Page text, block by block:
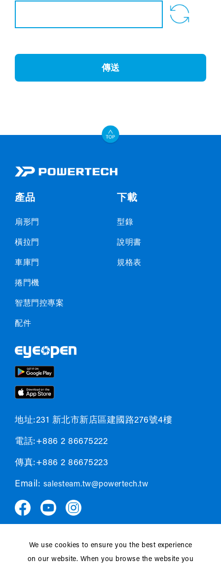
傳送
產品
扇形門
橫拉門
車庫門
捲門機
智慧門控專案
配件
下載
型錄
說明書
規格表
地址:231 新北市新店區建國路276號4樓
電話:+886 2 86675222
傳真:+886 2 86675223
Email: salesteam.tw@powertech.tw
隱私權政策 APP付費服務條款
We use cookies to ensure you the best experience
on our website. When you browse the website you